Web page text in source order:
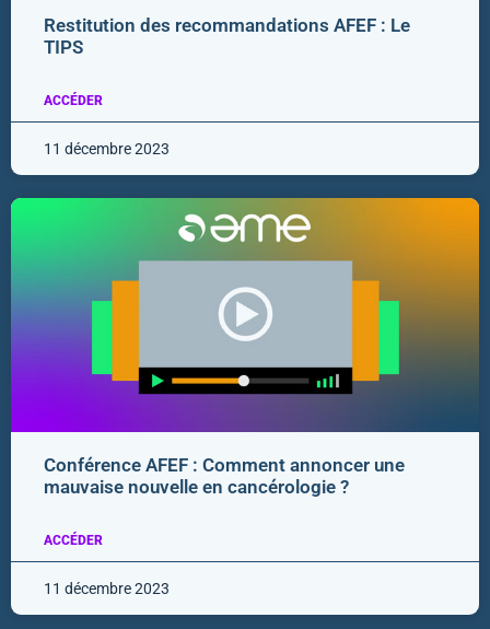
Restitution des recommandations AFEF : Le
TIPS
ACCÉDER
11 décembre 2023
Conférence AFEF : Comment annoncer une
mauvaise nouvelle en cancérologie ?
ACCÉDER
11 décembre 2023